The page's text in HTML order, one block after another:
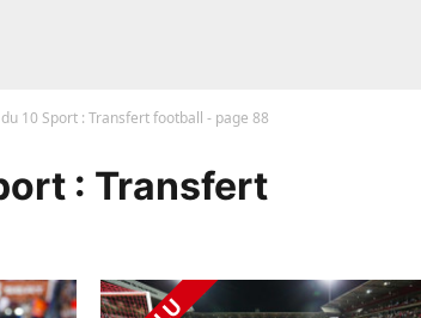
du 10 Sport : Transfert football - page 88
: Transfert